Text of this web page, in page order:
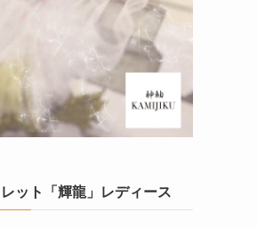
ット「輝龍」レディース